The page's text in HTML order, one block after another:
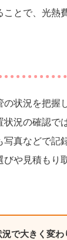
とで、光熱
状況を把握
況の確認で
真などで記
や見積もり
で大きく変わ